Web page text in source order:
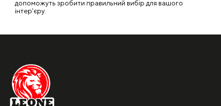
допоможуть зробити правильний вибір для вашого
інтер'єру.